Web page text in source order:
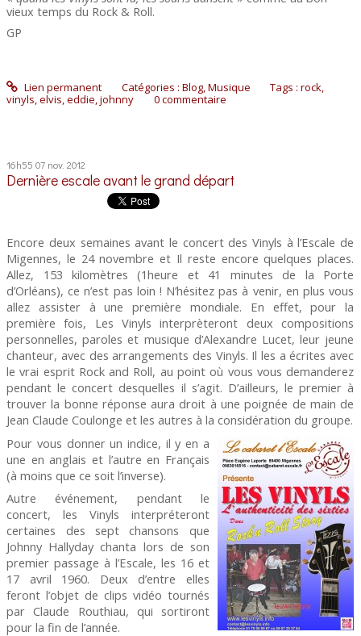
vieux temps du Rock & Roll.
GP
Lien permanent Catégories : Blog,Musique Tags :rock,
vinyls,elvis,eddie,johnny 0commentaire
16h55 07 nov. 2012
Dernière escale avant le grand départ
Encore deux semaines avant le concert des Vinyls à l’Escale de
Migennes, le 24 novembre et Il reste encore quelques places.
Allez, 153 kilomètres (1heure et 41 minutes de la Porte
d’Orléans), ce n’est pas loin ! N’hésitez pas à venir, en plus vous
allez assister à une première mondiale. En effet, pour la
première fois, Les Vinyls interprèteront deux compositions
personnelles, paroles et musique d’Alexandre Lucet, leur jeune
chanteur, avec des arrangements des Vinyls. Il les a écrites avec
le vrai esprit Rock and Roll, au point où vous vous demanderez
pendant le concert desquelles il s’agit. D’ailleurs, le premier à
trouver la bonne réponse aura droit à une poignée de main de
Jean Claude Coulonge et les autres à la considération du groupe.
Pour vous donner un indice, il y en a
une en anglais et l’autre en Français
(à moins que ce soit l’inverse).
Autre événement, pendant le
concert, les Vinyls interpréteront
certaines des sept chansons que
Johnny Hallyday chanta lors de son
premier passage à l’Escale, les 16 et
17 avril 1960. Deux d’entre elles
feront l’objet de clips vidéo tournés
par Claude Routhiau, qui sortiront
pour la fin de l’année.